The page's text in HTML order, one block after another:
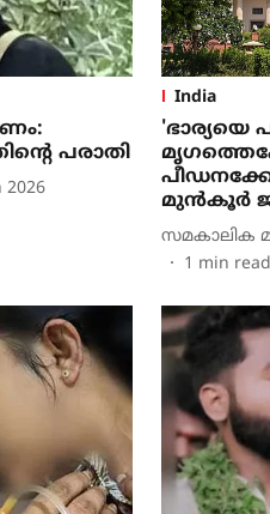
പരാതി
2026
India
'ഭാര്യയെ
മുന്‍കൂര്‍
സമകാലിക
1 min read